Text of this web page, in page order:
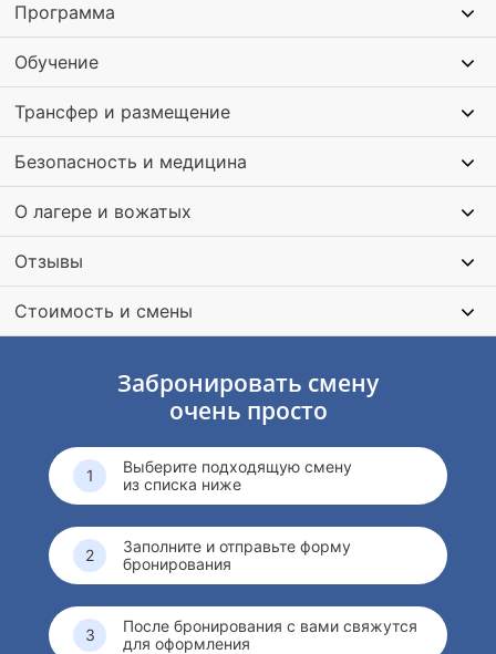
Программа
Обучение
Трансфер и размещение
Безопасность и медицина
О лагере и вожатых
Отзывы
Стоимость и смены
Забронировать смену
очень просто
Выберите подходящую смену
из списка ниже
Заполните и отправьте форму
бронирования
После бронирования с вами свяжутся
для оформления